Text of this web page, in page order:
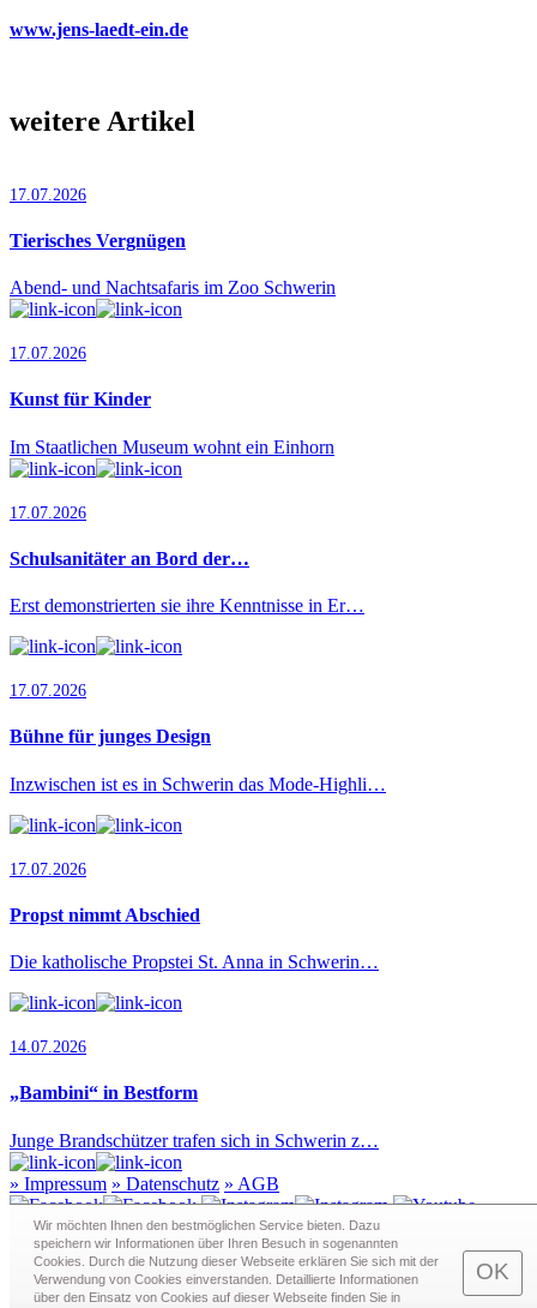
www.jens-laedt-ein.de
weitere Artikel
17.07.2026
Tierisches Vergnügen
Abend- und Nachtsafaris im Zoo Schwerin
17.07.2026
Kunst für Kinder
Im Staatlichen Museum wohnt ein Einhorn
17.07.2026
Schulsanitäter an Bord der…
Erst demonstrierten sie ihre Kenntnisse in Er…
17.07.2026
Bühne für junges Design
Inzwischen ist es in Schwerin das Mode-Highli…
17.07.2026
Propst nimmt Abschied
Die katholische Propstei St. Anna in Schwerin…
14.07.2026
„Bambini“ in Bestform
Junge Brandschützer trafen sich in Schwerin z…
» Impressum » Datenschutz » AGB
Redaktion · Graf-Schack-Alle 8 · 19053 Schwerin
Telefon:0385 - 63 83 281· Fax: 0385 - 63 83 279 · Mail:
Wir möchten Ihnen den bestmöglichen Service bieten. Dazu
speichern wir Informationen über Ihren Besuch in sogenann­ten
Cookies. Durch die Nutzung dieser Webseite erklären Sie sich mit der
Verwendung von Cookies einverstanden. Detaillierte Informationen
über den Einsatz von Cookies auf dieser Webseite finden Sie in
OK